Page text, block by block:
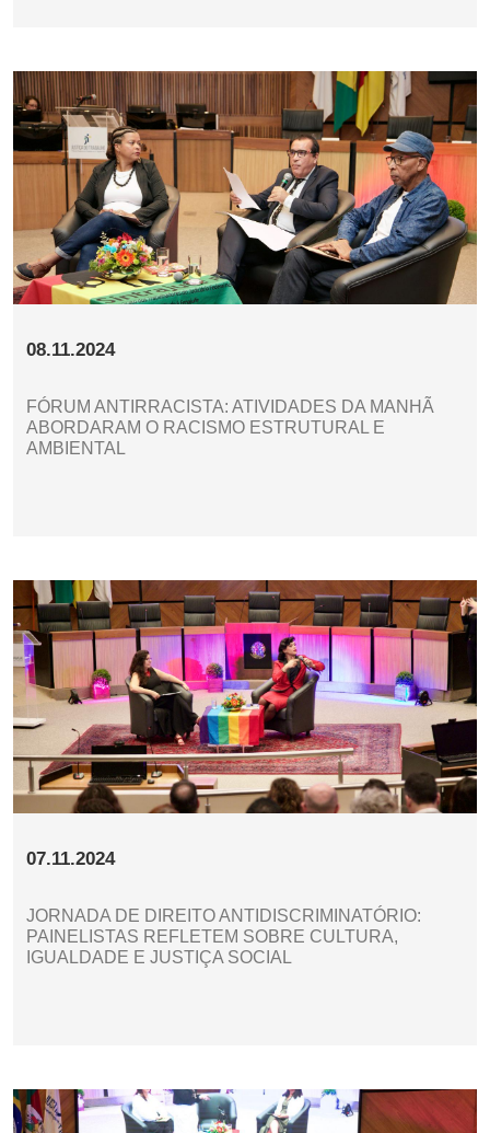
08.11.2024
FÓRUM ANTIRRACISTA: ATIVIDADES DA MANHÃ
ABORDARAM O RACISMO ESTRUTURAL E
AMBIENTAL
07.11.2024
JORNADA DE DIREITO ANTIDISCRIMINATÓRIO:
PAINELISTAS REFLETEM SOBRE CULTURA,
IGUALDADE E JUSTIÇA SOCIAL